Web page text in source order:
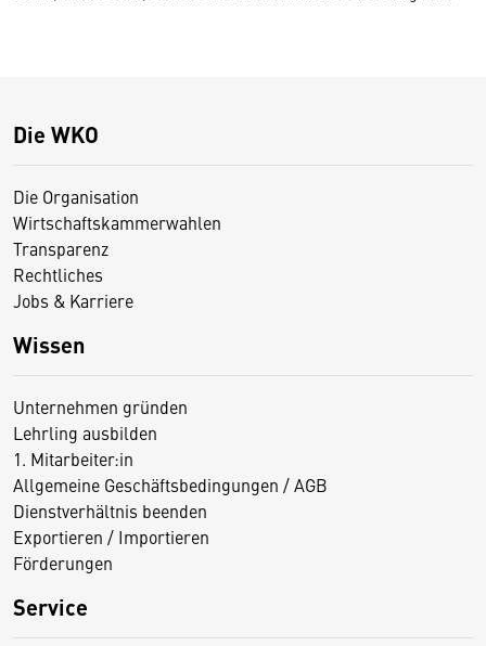
Die WKO
Die Organisation
Wirtschaftskammerwahlen
Transparenz
Rechtliches
Jobs & Karriere
Wissen
Unternehmen gründen
Lehrling ausbilden
1. Mitarbeiter:in
Allgemeine Geschäftsbedingungen / AGB
Dienstverhältnis beenden
Exportieren / Importieren
Förderungen
Service